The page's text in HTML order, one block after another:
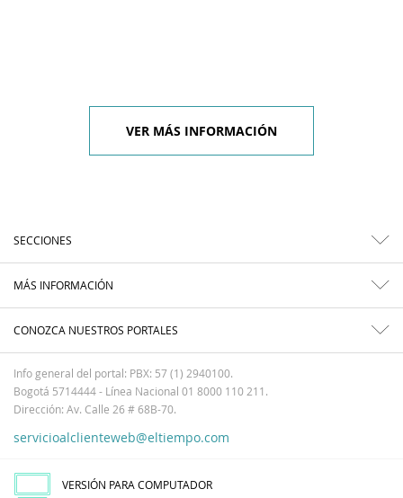
VER MÁS INFORMACIÓN
SECCIONES
MÁS INFORMACIÓN
CONOZCA NUESTROS PORTALES
Info general del portal: PBX: 57 (1) 2940100.
Bogotá 5714444 - Línea Nacional 01 8000 110 211.
Dirección: Av. Calle 26 # 68B-70.
servicioalclienteweb@eltiempo.com
VERSIÓN PARA COMPUTADOR